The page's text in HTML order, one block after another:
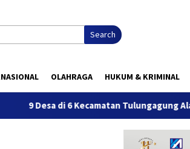
Search
OLAHRAGA HUKUM & KRIMINAL
6 Kecamatan Tulungagung Alami Kekeringan